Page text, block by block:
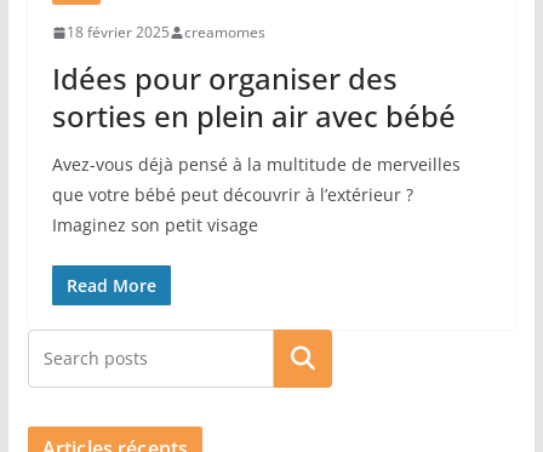
18 février 2025 creamomes
Idées pour organiser des
sorties en plein air avec bébé
Avez-vous déjà pensé à la multitude de merveilles
que votre bébé peut découvrir à l’extérieur ?
Imaginez son petit visage
Read More
Rechercher